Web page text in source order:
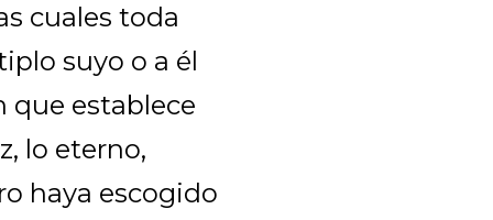
cuales toda
suyo o a él
que establece
lo eterno,
haya escogido